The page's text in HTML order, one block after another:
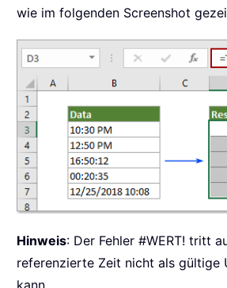
wie im folgenden Screenshot
Hinweis: Der Fehler #WERT! tritt
referenzierte Zeit nicht als gültige